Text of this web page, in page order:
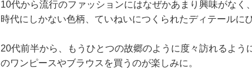
10代から流行のファッションにはなぜかあまり興味がなく
時代にしかない色柄、ていねいにつくられたディテールに
20代前半から、もうひとつの故郷のように度々訪れるよう
のワンピースやブラウスを買うのが楽しみに。